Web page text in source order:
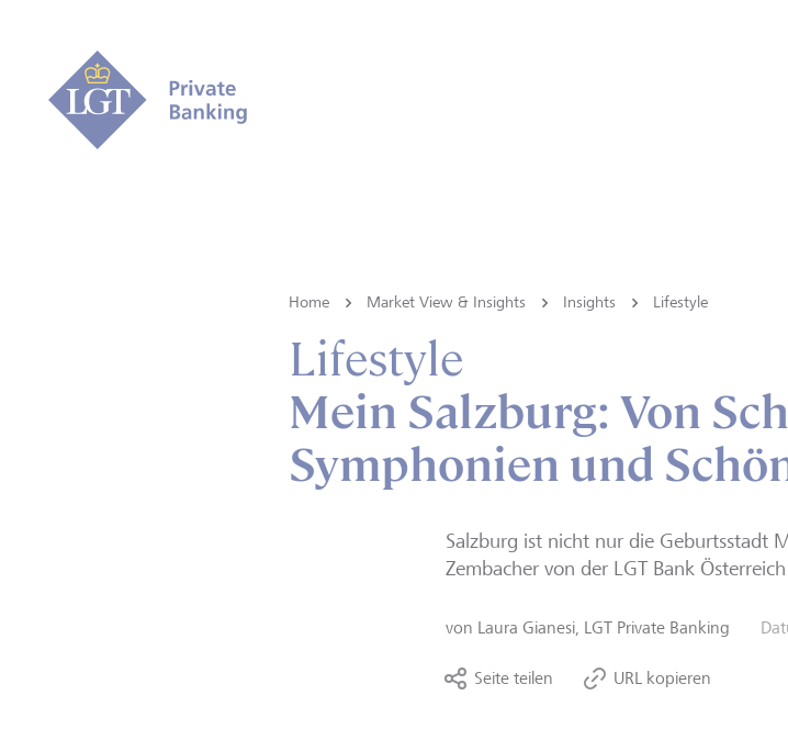
Home Market View & Insights Insights Lifestyle
Lifestyle
Mein Salzburg: Von
Symphonien und
Salzburg ist nicht nur die Geburtsstadt
Zembacher von der LGT Bank
von Laura Gianesi, LGT Private Banking
Seite teilen URL kopieren